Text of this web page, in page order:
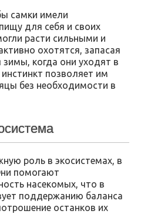
самки имели
для себя и своих
расти сильными и
охотятся, запасая
когда они уходят в
позволяет им
без необходимости в
роль в экосистемах, в
помогают
насекомых, что в
поддержанию баланса
останков их